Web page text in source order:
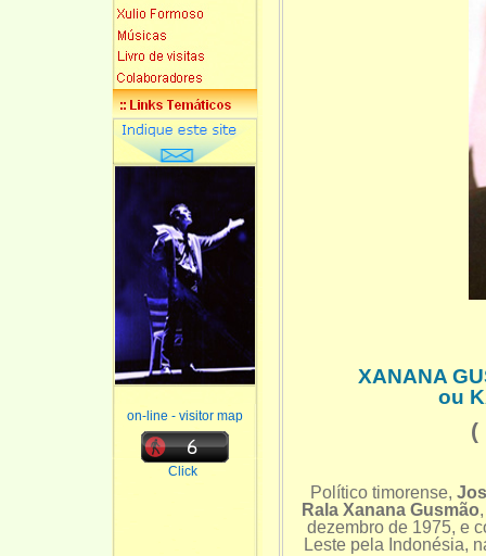
on-line - visitor map
Click
XANANA
ou
(
Político timorense,
Rala Xanana Gusmão
dezembro de 1975, e
Leste pela Indonésia,